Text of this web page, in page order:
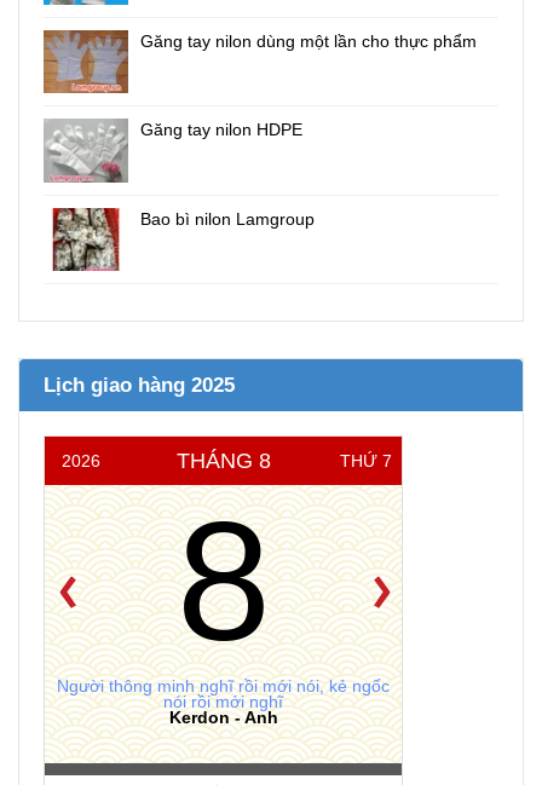
Găng tay nilon dùng một lần cho thực phẩm
Găng tay nilon HDPE
Bao bì nilon Lamgroup
Lịch giao hàng 2025
2026 THÁNG 8 THỨ 7
8
Người thông minh nghĩ rồi mới nói, kẻ ngốc
nói rồi mới nghĩ
Kerdon - Anh